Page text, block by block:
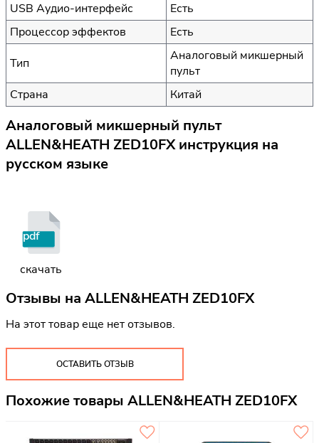
USB Аудио-интерфейс
Есть
Процессор эффектов
Есть
Тип
Аналоговый микшерный
пульт
Страна
Китай
Аналоговый микшерный пульт
ALLEN&HEATH ZED10FX инструкция на
русском языке
pdf
скачать
Отзывы на ALLEN&HEATH ZED10FX
На этот товар еще нет отзывов.
ОСТАВИТЬ ОТЗЫВ
Похожие товары ALLEN&HEATH ZED10FX